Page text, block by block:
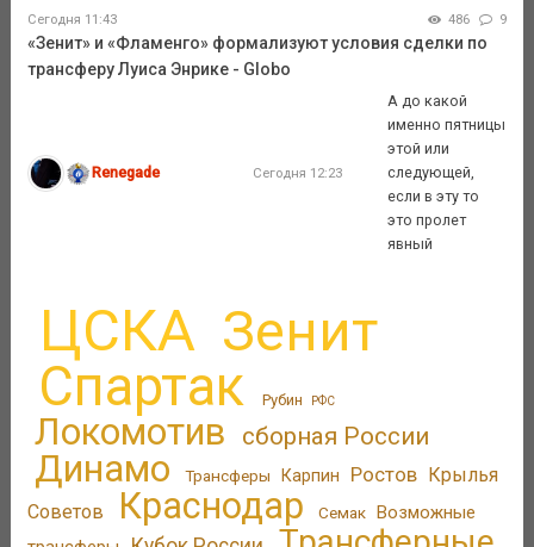
Сегодня 11:43 486 9
«Зенит» и «Фламенго» формализуют условия сделки по
трансферу Луиса Энрике - Globo
Renegade Сегодня 12:23
А до какой
именно пятницы
этой или
следующей,
если в эту то
это пролет
явный
ЦСКА Зенит
Спартак Рубин РФС
Локомотив сборная России
Динамо Трансферы Карпин Ростов Крылья
Советов
Краснодар Семак Возможные